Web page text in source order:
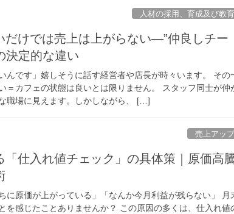
人材の採用、育成及び教育
だけでは売上は上がらない—”仲良しチー
決定的な違い
んです」嬉しそうに話す経営者や店長が時々います。 その
＝カフェの状態は良いとは限りません。 スタッフ同士が仲
職場に見えます。しかしながら、 […]
売上アッ
「仕入れ値チェック」の具体策｜原価高
に原価が上がっている」「なんか今月利益が残らない」 月
を感じたことありませんか？ この原因の多くは、仕入れ値